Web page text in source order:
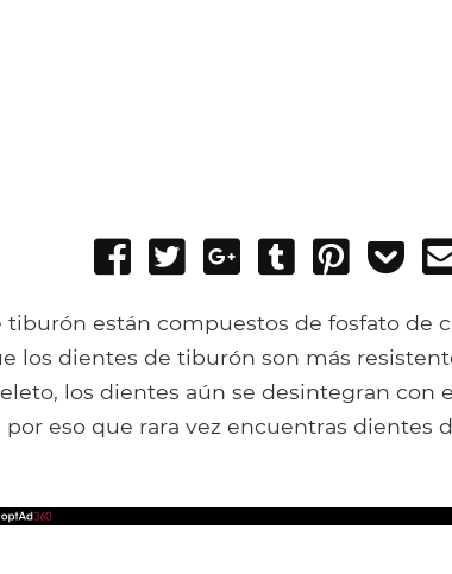
Share
Facebook
Tweet
Share
Google+
Post
Tumblr
Pin
Add
tiburón están compuestos de fosfato de
los dientes de tiburón son más
los dientes aún se desintegran con
por eso que rara vez encuentras dientes